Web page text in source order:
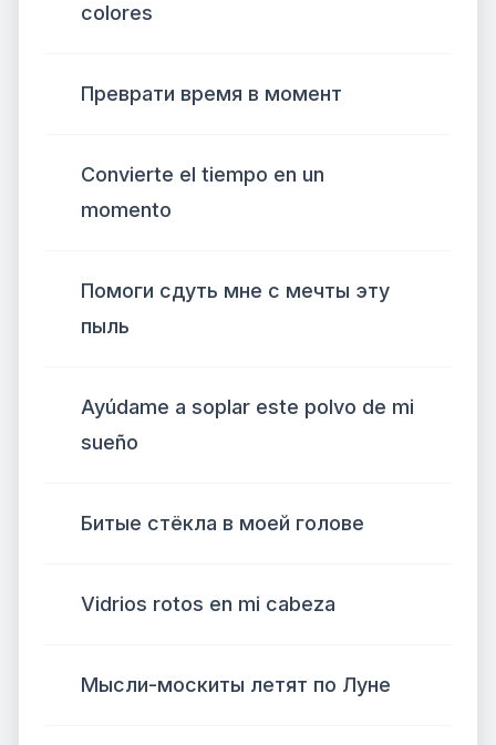
colores
Преврати время в момент
Convierte el tiempo en un
momento
Помоги сдуть мне с мечты эту
пыль
Ayúdame a soplar este polvo de mi
sueño
Битые стёкла в моей голове
Vidrios rotos en mi cabeza
Мысли-москиты летят по Луне